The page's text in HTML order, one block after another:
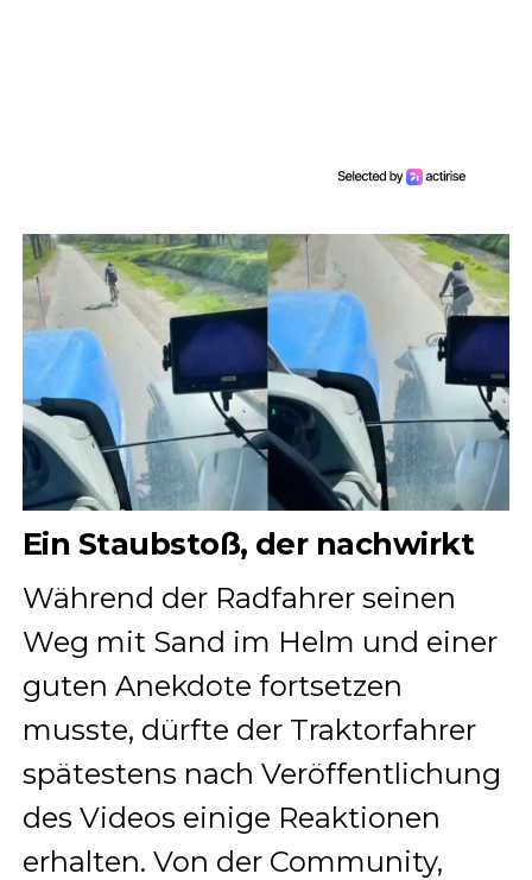
Ein Staubstoß, der nachwirkt
Während der Radfahrer seinen
Weg mit Sand im Helm und einer
guten Anekdote fortsetzen
musste, dürfte der Traktorfahrer
spätestens nach Veröffentlichung
des Videos einige Reaktionen
erhalten. Von der Community,